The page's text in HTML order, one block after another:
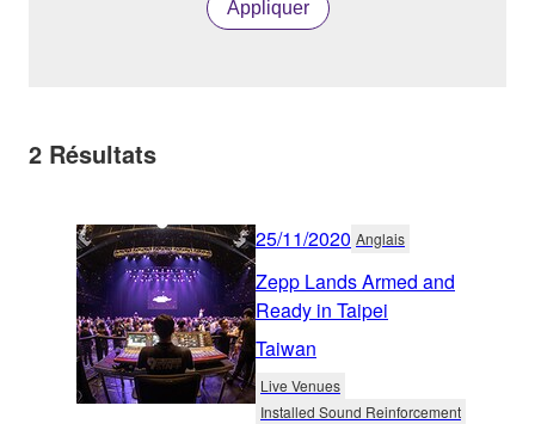
Appliquer
2 Résultats
25/11/2020 Anglais
Zepp Lands Armed and
Ready in Taipei
Taiwan
Live Venues
Installed Sound Reinforcement